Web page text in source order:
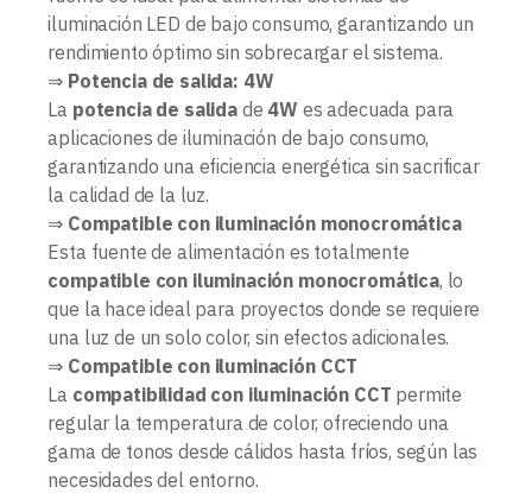
iluminación LED de bajo consumo, garantizando un
rendimiento óptimo sin sobrecargar el sistema.
⇒ Potencia de salida: 4W
La potencia de salidade 4W es adecuada para
aplicaciones de iluminación de bajo consumo,
garantizando una eficiencia energética sin sacrificar
la calidad de la luz.
⇒ Compatible con iluminación monocromática
Esta fuente de alimentación es totalmente
compatible con iluminación monocromática, lo
que la hace ideal para proyectos donde se requiere
una luz de un solo color, sin efectos adicionales.
⇒ Compatible con iluminación CCT
La compatibilidad con iluminación CCT permite
regular la temperatura de color, ofreciendo una
gama de tonos desde cálidos hasta fríos, según las
necesidades del entorno.